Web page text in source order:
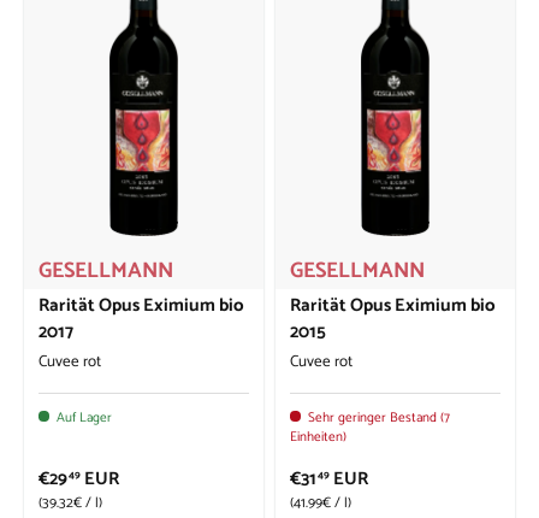
GESELLMANN
Rarität Opus Eximium bio
2017
Cuvee rot
Auf Lager
€2949 EUR
Grundpreis
39.32€/l
GESELLMANN
Rarität Opus Eximium bio
2015
Cuvee rot
Sehr geringer Bestand (7
Einheiten)
€3149 EUR
Grundpreis
41.99€/l